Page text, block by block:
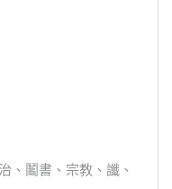
、鬮書、宗教、讖、